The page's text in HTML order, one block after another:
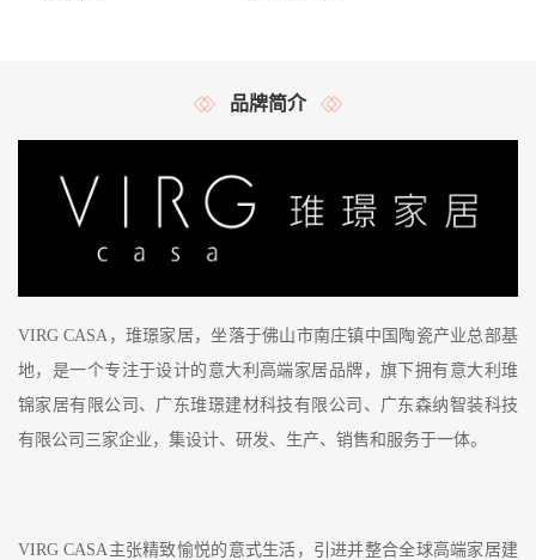
品牌简介
VIRG CASA ，琟璟家居，坐落于佛山市南庄镇中国陶瓷产业总部基
地，是一个专注于设计的意大利高端家居品牌，旗下拥有意大利琟
锦家居有限公司、广东琟璟建材科技有限公司、广东森纳智装科技
有限公司三家企业，集设计、研发、生产、销售和服务于一体。
VIRG CASA 主张精致愉悦的意式生活，引进并整合全球高端家居建